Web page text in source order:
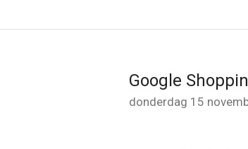
Google
donderdag 15